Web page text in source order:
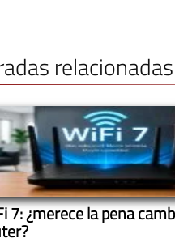
relacionadas
7: ¿merece la pena